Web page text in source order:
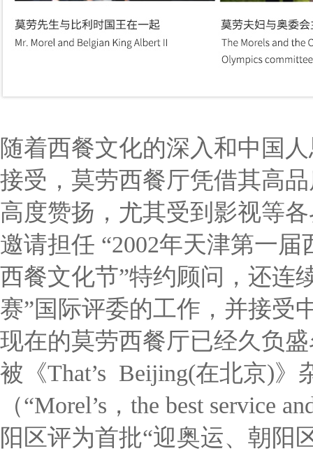
随着西餐文化的深入和中国
接受，莫劳西餐厅凭借其高
高度赞扬，尤其受到影视等
邀请担任 “2002年天津第一
西餐文化节”特约顾问，还连
赛”国际评委的工作，并接受
现在的莫劳西餐厅已经久负
被《That’s Beijing(在北京)
（“Morel’s，the best service
阳区评为首批“迎奥运、朝阳